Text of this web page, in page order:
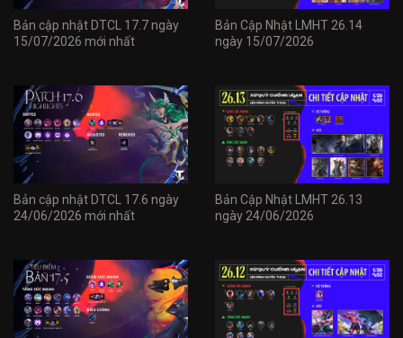
Bản cập nhật DTCL 17.7 ngày
15/07/2026 mới nhất
Bản Cập Nhật LMHT 26.14
ngày 15/07/2026
Bản cập nhật DTCL 17.6 ngày
24/06/2026 mới nhất
Bản Cập Nhật LMHT 26.13
ngày 24/06/2026